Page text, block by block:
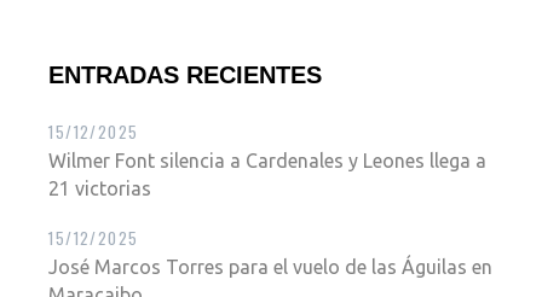
ENTRADAS RECIENTES
Wilmer Font silencia a Cardenales y Leones llega a
21 victorias
15/12/2025
José Marcos Torres para el vuelo de las Águilas en
15/12/2025